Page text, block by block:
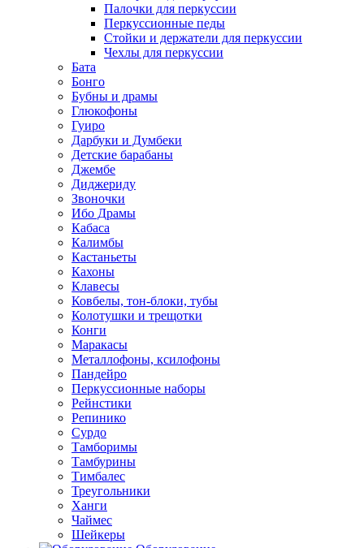
Палочки для перкуссии
Перкуссионные педы
Стойки и держатели для перкуссии
Чехлы для перкуссии
Бата
Бонго
Бубны и драмы
Глюкофоны
Гуиро
Дарбуки и Думбеки
Детские барабаны
Джембе
Диджериду
Звоночки
Ибо Драмы
Кабаса
Калимбы
Кастаньеты
Кахоны
Клавесы
Ковбелы, тон-блоки, тубы
Колотушки и трещотки
Конги
Маракасы
Металлофоны, ксилофоны
Пандейро
Перкуссионные наборы
Рейнстики
Репинико
Сурдо
Тамборимы
Тамбурины
Тимбалес
Треугольники
Ханги
Чаймес
Шейкеры